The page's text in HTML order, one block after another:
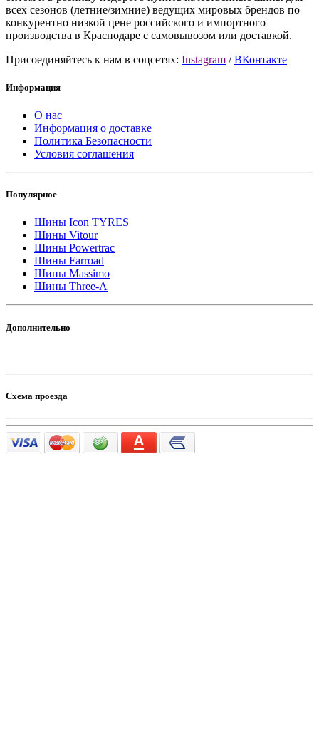
всех сезонов (летние/зимние) ведущих мировых брендов по
конкурентно низкой цене российского и импортного
производства в Краснодаре с самовывозом или доставкой.
Присоединяйтесь к нам в соцсетях: Instagram /ВКонтакте
Информация
О нас
Информация о доставке
Политика Безопасности
Условия соглашения
Популярное
Шины Icon TYRES
Шины Vitour
Шины Powertrac
Шины Farroad
Шины Massimo
Шины Three-A
Дополнительно
Схема проезда